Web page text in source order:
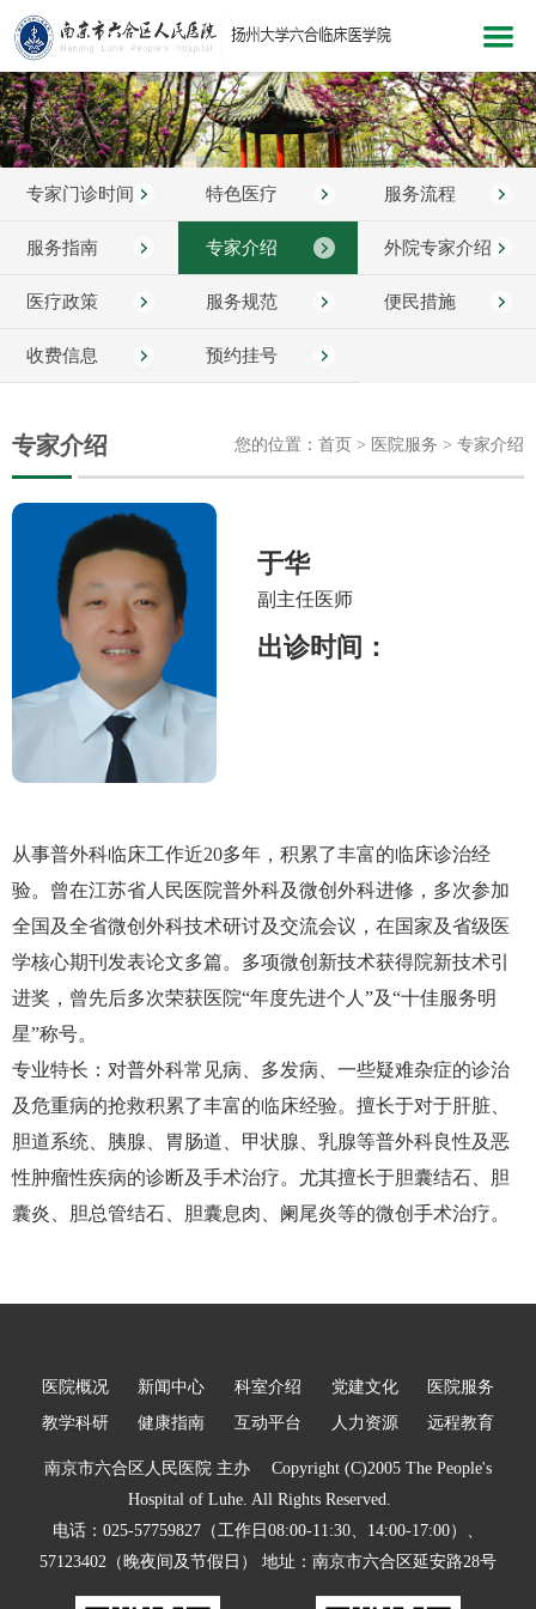
网站首页
医院概况
新闻中心
科室介绍
党建文化
医院服务
教学科研
互动平台
人力资源
视频点播
专家门诊时间 特色医疗 服务流程
服务指南 专家介绍 外院专家介绍
医疗政策 服务规范 便民措施
收费信息 预约挂号
专家介绍 您的位置：首页 > 医院服务 > 专家介绍
于华
副主任医师
出诊时间：
从事普外科临床工作近20多年，积累了丰富的临床诊治经
验。曾在江苏省人民医院普外科及微创外科进修，多次参加
全国及全省微创外科技术研讨及交流会议，在国家及省级医
学核心期刊发表论文多篇。多项微创新技术获得院新技术引
进奖，曾先后多次荣获医院“年度先进个人”及“十佳服务明
星”称号。
专业特长：对普外科常见病、多发病、一些疑难杂症的诊治
及危重病的抢救积累了丰富的临床经验。擅长于对于肝脏、
胆道系统、胰腺、胃肠道、甲状腺、乳腺等普外科良性及恶
性肿瘤性疾病的诊断及手术治疗。尤其擅长于胆囊结石、胆
囊炎、胆总管结石、胆囊息肉、阑尾炎等的微创手术治疗。
医院概况 新闻中心 科室介绍 党建文化
医院服务
教学科研
健康指南 互动平台 人力资源 远程教育
南京市六合区人民医院 主办 Copyright (C)2005 The People's
Hospital of Luhe. All Rights Reserved.
电话：025-57759827（工作日08:00-11:30、14:00-17:00）、
57123402（晚夜间及节假日） 地址：南京市六合区延安路28号